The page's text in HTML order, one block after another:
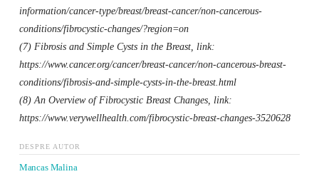
information/cancer-type/breast/breast-cancer/non-cancerous-
conditions/fibrocystic-changes/?region=on
(7) Fibrosis and Simple Cysts in the Breast, link:
https://www.cancer.org/cancer/breast-cancer/non-cancerous-breast-
conditions/fibrosis-and-simple-cysts-in-the-breast.html
(8) An Overview of Fibrocystic Breast Changes, link:
https://www.verywellhealth.com/fibrocystic-breast-changes-3520628
DESPRE AUTOR
Mancas Malina